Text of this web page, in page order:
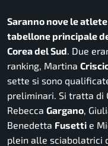
Saranno nove le
tabellone principale
Corea del Sud . Due
ranking, Martina
sette si sono
preliminari. Si tratta di
Rebecca Gargano ,
Benedetta Fusetti e
plein alle sciabolatrici